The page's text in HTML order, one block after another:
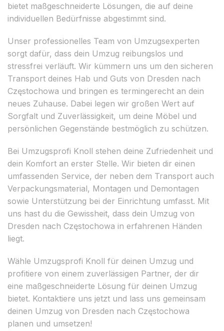
bietet maßgeschneiderte Lösungen, die auf deine
individuellen Bedürfnisse abgestimmt sind.
Unser professionelles Team von Umzugsexperten
sorgt dafür, dass dein Umzug reibungslos und
stressfrei verläuft. Wir kümmern uns um den sicheren
Transport deines Hab und Guts von Dresden nach
Częstochowa und bringen es termingerecht an dein
neues Zuhause. Dabei legen wir großen Wert auf
Sorgfalt und Zuverlässigkeit, um deine Möbel und
persönlichen Gegenstände bestmöglich zu schützen.
Bei Umzugsprofi Knoll stehen deine Zufriedenheit und
dein Komfort an erster Stelle. Wir bieten dir einen
umfassenden Service, der neben dem Transport auch
Verpackungsmaterial, Montagen und Demontagen
sowie Unterstützung bei der Einrichtung umfasst. Mit
uns hast du die Gewissheit, dass dein Umzug von
Dresden nach Częstochowa in erfahrenen Händen
liegt.
Wähle Umzugsprofi Knoll für deinen Umzug und
profitiere von einem zuverlässigen Partner, der dir
eine maßgeschneiderte Lösung für deinen Umzug
bietet. Kontaktiere uns jetzt und lass uns gemeinsam
deinen Umzug von Dresden nach Częstochowa
planen und umsetzen!